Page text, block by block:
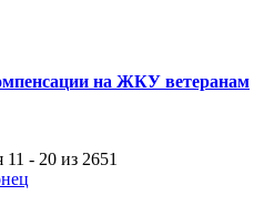
на ЖКУ ветеранам
- 20 из 2651